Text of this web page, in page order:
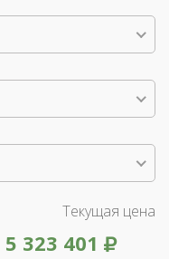
Текущая цена
5 323 401